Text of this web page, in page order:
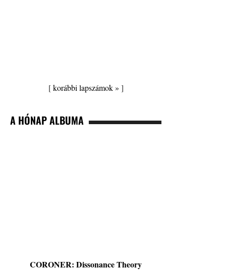
[korábbi lapszámok » ]
A HÓNAP ALBUMA
CORONER: Dissonance Theory